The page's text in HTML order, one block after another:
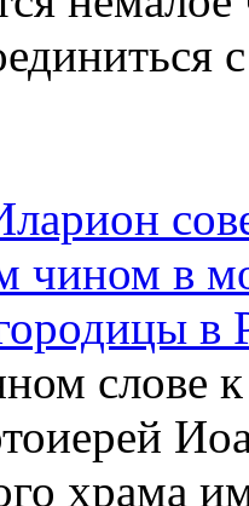
чином в
в
слове
храма